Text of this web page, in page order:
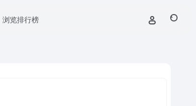
浏览排行榜